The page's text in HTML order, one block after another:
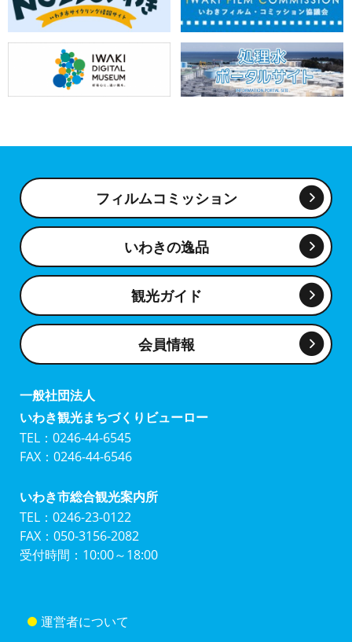
フィルムコミッション
いわきの逸品
観光ガイド
会員情報
一般社団法人
いわき観光まちづくりビューロー
TEL：0246-44-6545
FAX：0246-44-6546
いわき市総合観光案内所
TEL：0246-23-0122
FAX：050-3156-2082
受付時間：10:00～18:00
運営者について